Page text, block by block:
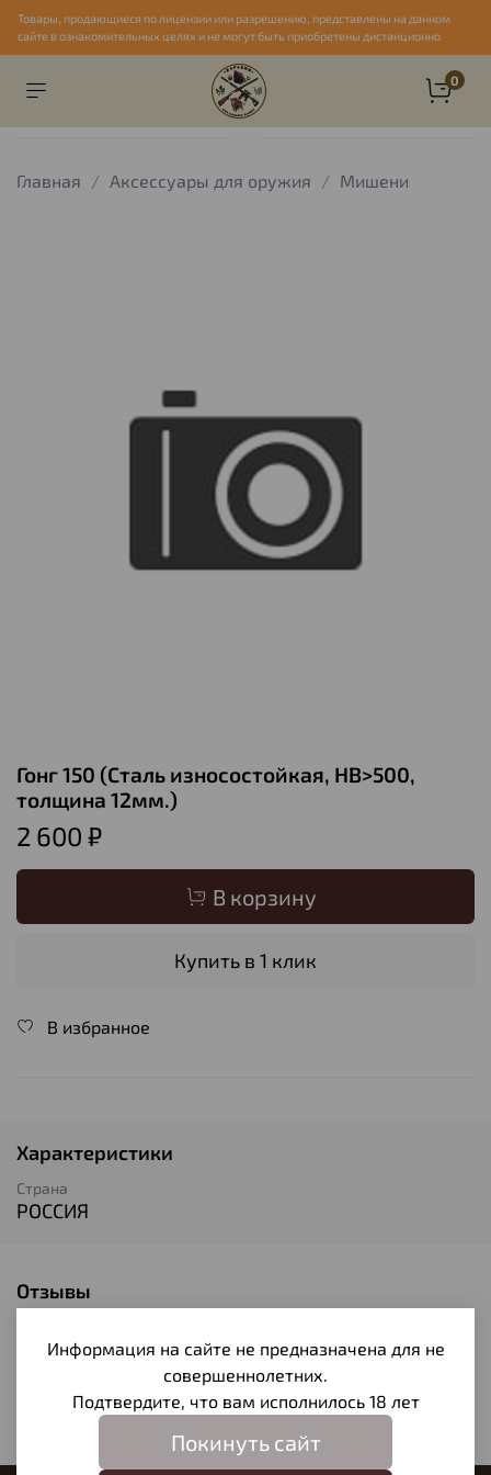
Товары, продающиеся по лицензии или разрешению, представлены на данном
сайте в ознакомительных целях и не могут быть приобретены дистанционно
0
Главная Аксессуары для оружия Мишени
Гонг 150 (Сталь износостойкая, НВ>500,
толщина 12мм.)
2 600 ₽
В корзину
Купить в 1 клик
В избранное
Характеристики
Страна
РОССИЯ
Отзывы
Написать отзыв
Информация на сайте не предназначена для не
совершеннолетних.
Подтвердите, что вам исполнилось 18 лет
Покинуть сайт